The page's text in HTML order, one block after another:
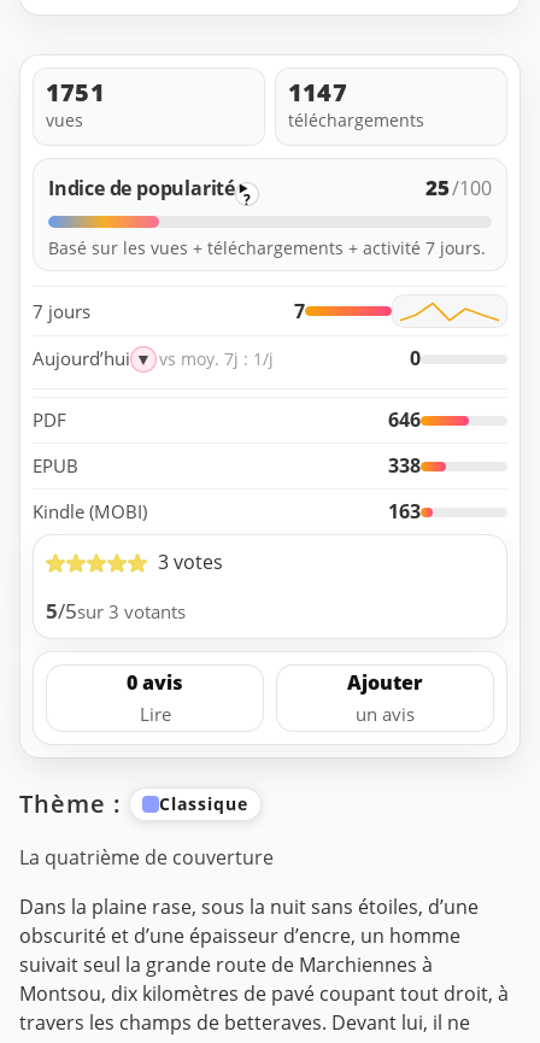
1751
vues
1147
téléchargements
Indice de popularité ? 25/100
Basé sur les vues + téléchargements + activité 7 jours.
7 jours 7
Aujourd’hui ▼ vs moy. 7j : 1/j 0
PDF 646
EPUB 338
Kindle (MOBI)
163
3 votes
5/5sur 3 votants
0 avis
Lire
Ajouter
un avis
Thème : Classique
La quatrième de couverture
Dans la plaine rase, sous la nuit sans étoiles, d’une
obscurité et d’une épaisseur d’encre, un homme
suivait seul la grande route de Marchiennes à
Montsou, dix kilomètres de pavé coupant tout droit, à
travers les champs de betteraves. Devant lui, il ne